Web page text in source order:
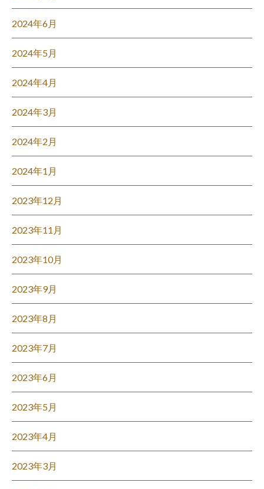
2024年6月
2024年5月
2024年4月
2024年3月
2024年2月
2024年1月
2023年12月
2023年11月
2023年10月
2023年9月
2023年8月
2023年7月
2023年6月
2023年5月
2023年4月
2023年3月